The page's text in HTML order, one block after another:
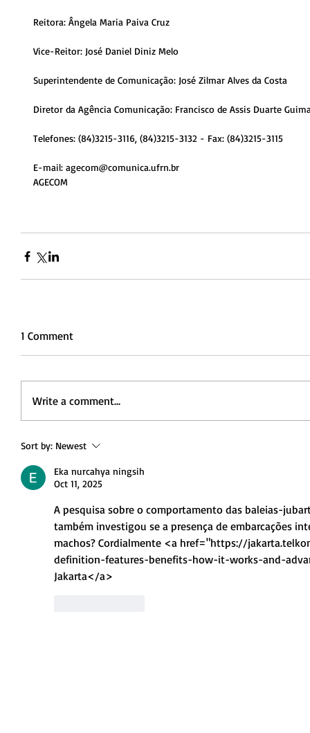
Reitora: Ângela Maria Paiva Cruz
Vice-Reitor: José Daniel Diniz Melo
Superintendente de Comunicação: José Zilmar Alves da Costa
Diretor da Agência Comunicação: Francisco de Assis Duarte
Telefones: (84)3215-3116, (84)3215-3132 - Fax: (84)3215-3115
E-mail: agecom@comunica.ufrn.br
AGECOM
1 Comment
Write a comment...
Sort by: Newest
Eka nurcahya ningsih
Oct 11, 2025
A pesquisa sobre o comportamento das baleias-
também investigou se a presença de embarcações
machos? Cordialmente <a href="https://
definition-features-benefits-how-it-works-and-
Jakarta</a>